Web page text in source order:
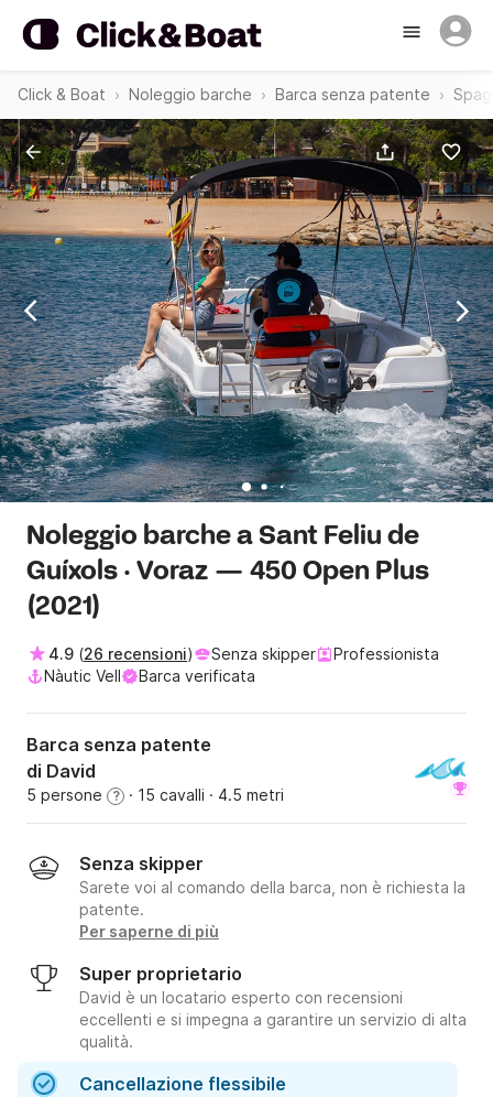
Click & Boat Noleggio barche Barca senza patente
Noleggio barche a Sant Feliu de
Guíxols · Voraz — 450 Open Plus
(2021)
4.9 (26 recensioni) Senza skipper
Professionista
Nàutic Vell
Barca verificata
Barca senza patente
di David
5 persone ? · 15 cavalli · 4.5 metri
Senza skipper
Sarete voi al comando della barca, non è richiesta la
patente.
Per saperne di più
Super proprietario
David è un locatario esperto con recensioni
eccellenti e si impegna a garantire un servizio di alta
qualità.
Cancellazione flessibile